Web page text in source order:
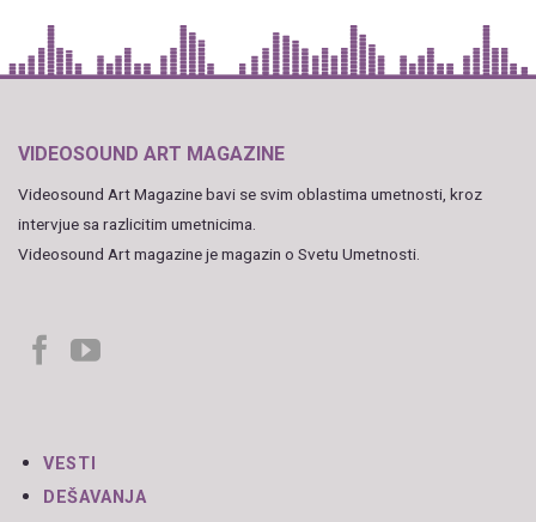
VIDEOSOUND ART MAGAZINE
Videosound Art Magazine bavi se svim oblastima umetnosti, kroz
intervjue sa razlicitim umetnicima.
Videosound Art magazine je magazin o Svetu Umetnosti.
VESTI
DEŠAVANJA